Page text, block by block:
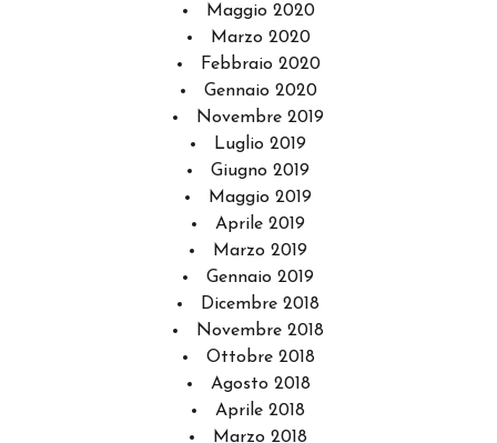
Maggio 2020
Marzo 2020
Febbraio 2020
Gennaio 2020
Novembre 2019
Luglio 2019
Giugno 2019
Maggio 2019
Aprile 2019
Marzo 2019
Gennaio 2019
Dicembre 2018
Novembre 2018
Ottobre 2018
Agosto 2018
Aprile 2018
Marzo 2018